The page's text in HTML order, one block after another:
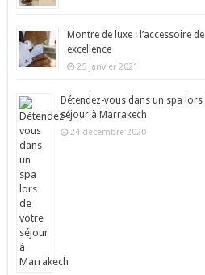
Montre de luxe : l’accessoire
excellence
25 janvier 2021
Détendez-vous dans un spa
séjour à Marrakech
24 décembre 2020